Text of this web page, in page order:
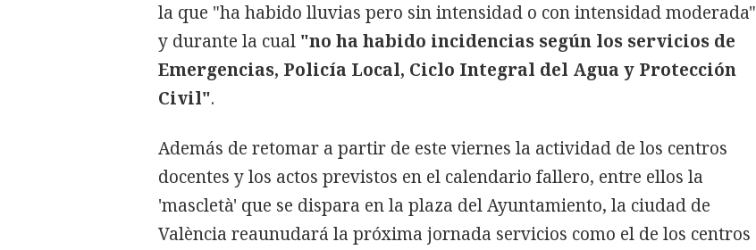
la que "ha habido lluvias pero sin intensidad o con intensidad moderada"
y durante la cual "no ha habido incidencias según los servicios de
Emergencias, Policía Local, Ciclo Integral del Agua y Protección
Civil".
Además de retomar a partir de este viernes la actividad de los centros
docentes y los actos previstos en el calendario fallero, entre ellos la
'mascletà' que se dispara en la plaza del Ayuntamiento, la ciudad de
València reaunudará la próxima jornada servicios como el de los centros